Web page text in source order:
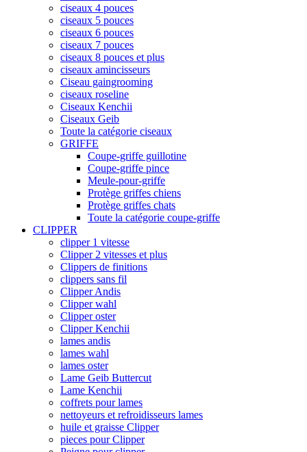
ciseaux 4 pouces
ciseaux 5 pouces
ciseaux 6 pouces
ciseaux 7 pouces
ciseaux 8 pouces et plus
ciseaux amincisseurs
Ciseau gaingrooming
ciseaux roseline
Ciseaux Kenchii
Ciseaux Geib
Toute la catégorie ciseaux
GRIFFE
Coupe-griffe guillotine
Coupe-griffe pince
Meule-pour-griffe
Protège griffes chiens
Protège griffes chats
Toute la catégorie coupe-griffe
CLIPPER
clipper 1 vitesse
Clipper 2 vitesses et plus
Clippers de finitions
clippers sans fil
Clipper Andis
Clipper wahl
Clipper oster
Clipper Kenchii
lames andis
lames wahl
lames oster
Lame Geib Buttercut
Lame Kenchii
coffrets pour lames
nettoyeurs et refroidisseurs lames
huile et graisse Clipper
pieces pour Clipper